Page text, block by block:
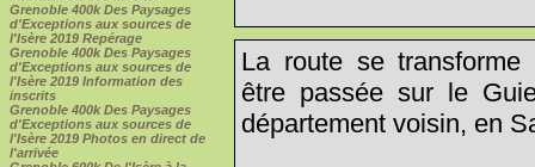
Grenoble 400k Des Paysages
d'Exceptions aux sources de
l'Isère 2019 Repérage
Grenoble 400k Des Paysages
d'Exceptions aux sources de
l'Isère 2019 Information des
inscrits
Grenoble 400k Des Paysages
d'Exceptions aux sources de
l'Isère 2019 Photos en direct de
l'arrivée
La route se transforme
être passée sur le
département voisin, en